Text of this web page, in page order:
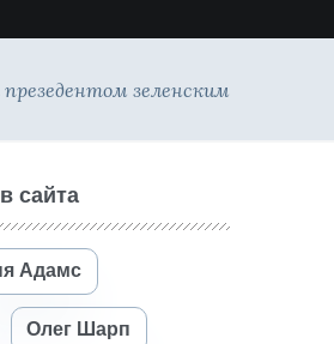
зеленским
сайта
Адамс
Олег Шарп